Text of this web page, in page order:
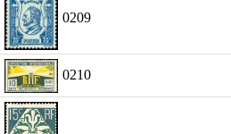
0209
0210